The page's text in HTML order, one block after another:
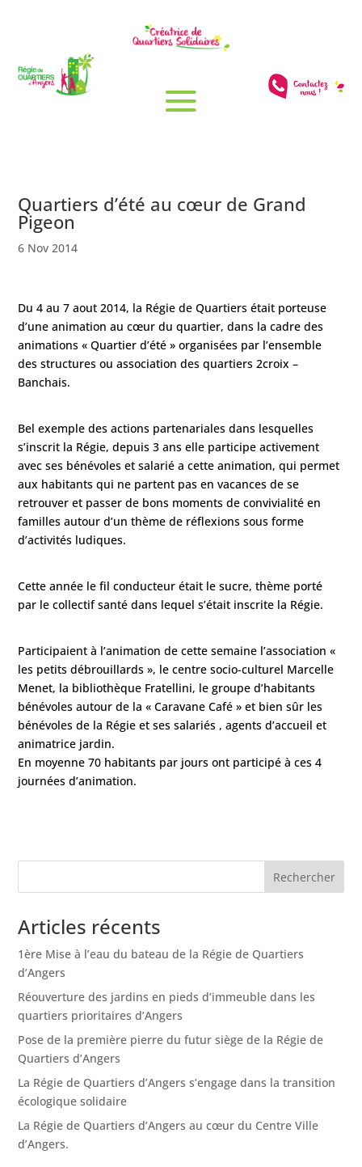
Quartiers d’été au cœur de Grand
Pigeon
6 Nov 2014
Du 4 au 7 aout 2014, la Régie de Quartiers était porteuse
d’une animation au cœur du quartier, dans la cadre des
animations « Quartier d’été » organisées par l’ensemble
des structures ou association des quartiers 2croix –
Banchais.
Bel exemple des actions partenariales dans lesquelles
s’inscrit la Régie, depuis 3 ans elle participe activement
avec ses bénévoles et salarié a cette animation, qui permet
aux habitants qui ne partent pas en vacances de se
retrouver et passer de bons moments de convivialité en
familles autour d’un thème de réflexions sous forme
d’activités ludiques.
Cette année le fil conducteur était le sucre, thème porté
par le collectif santé dans lequel s’était inscrite la Régie.
Participaient à l’animation de cette semaine l’association «
les petits débrouillards », le centre socio-culturel Marcelle
Menet, la bibliothèque Fratellini, le groupe d’habitants
bénévoles autour de la « Caravane Café » et bien sûr les
bénévoles de la Régie et ses salariés , agents d’accueil et
animatrice jardin.
En moyenne 70 habitants par jours ont participé à ces 4
journées d’animation.
Articles récents
1ère Mise à l’eau du bateau de la Régie de Quartiers
d’Angers
Réouverture des jardins en pieds d’immeuble dans les
quartiers prioritaires d’Angers
Pose de la première pierre du futur siège de la Régie de
Quartiers d’Angers
La Régie de Quartiers d’Angers s’engage dans la transition
écologique solidaire
La Régie de Quartiers d’Angers au cœur du Centre Ville
d’Angers.